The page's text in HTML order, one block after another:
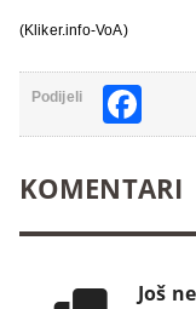
(Kliker.info-VoA)
Podijeli
KOMENTARI
Još